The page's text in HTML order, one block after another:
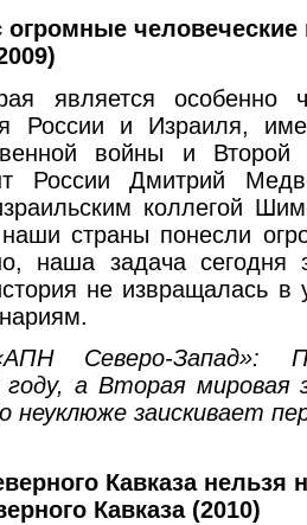
огромные
является особенно
России и Израиля,
войны и
России Дмитрий
коллегой
страны понесли
наша задача сегодня
не извращалась
Северо-Запад»:
году, а Вторая мировая
неуклюже заискивает
Кавказа нельзя
Кавказа (2010)